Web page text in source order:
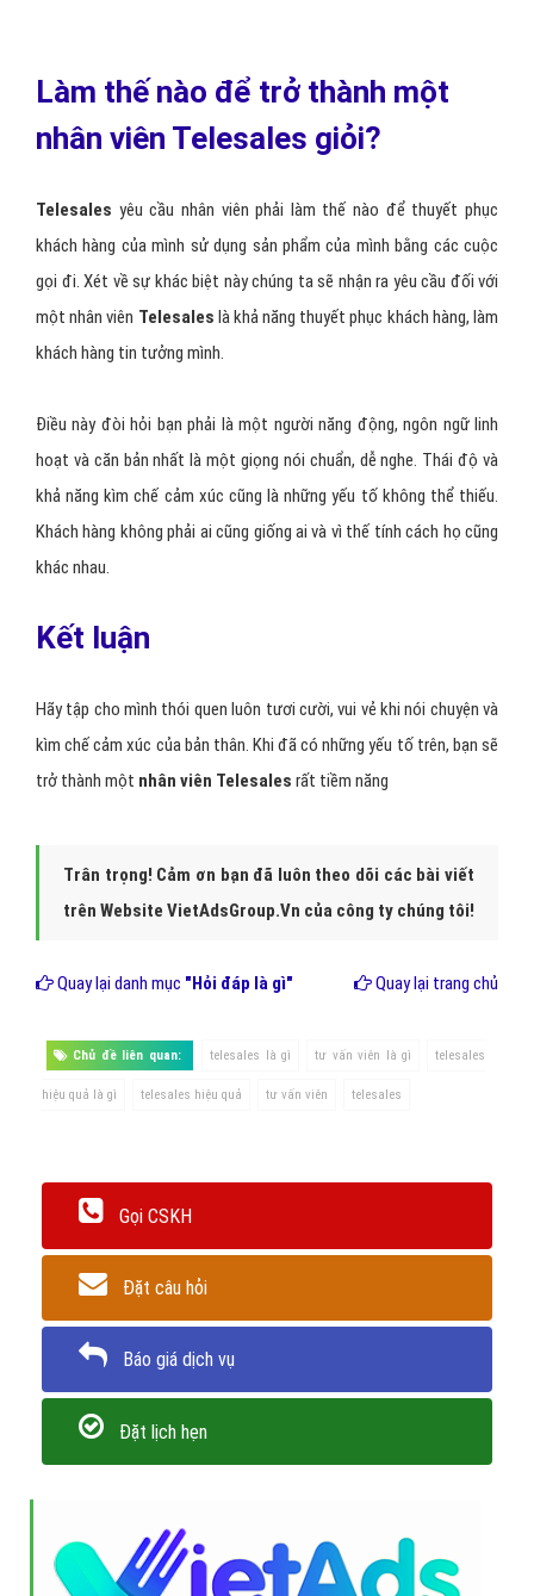
Làm thế nào để trở thành một
nhân viên Telesales giỏi?
Telesales yêu cầu nhân viên phải làm thế nào để thuyết phục
khách hàng của mình sử dụng sản phẩm của mình bằng các cuộc
gọi đi. Xét về sự khác biệt này chúng ta sẽ nhận ra yêu cầu đối với
một nhân viên Telesales là khả năng thuyết phục khách hàng, làm
khách hàng tin tưởng mình.
Điều này đòi hỏi bạn phải là một người năng động, ngôn ngữ linh
hoạt và căn bản nhất là một giọng nói chuẩn, dễ nghe. Thái độ và
khả năng kìm chế cảm xúc cũng là những yếu tố không thể thiếu.
Khách hàng không phải ai cũng giống ai và vì thế tính cách họ cũng
khác nhau.
Kết luận
Hãy tập cho mình thói quen luôn tươi cười, vui vẻ khi nói chuyện và
kìm chế cảm xúc của bản thân. Khi đã có những yếu tố trên, bạn sẽ
trở thành một nhân viên Telesales rất tiềm năng
Trân trọng! Cảm ơn bạn đã luôn theo dõi các bài viết
trên Website VietAdsGroup.Vn của công ty chúng tôi!
Quay lại danh mục "Hỏi đáp là gì" Quay lại trang chủ
Chủ đề liên quan: telesales là gì tư vấn viên là gì telesales
hiệu quả là gì telesales hiệu quả tư vấn viên telesales
Gọi CSKH
Đặt câu hỏi
Báo giá dịch vụ
Đặt lịch hẹn